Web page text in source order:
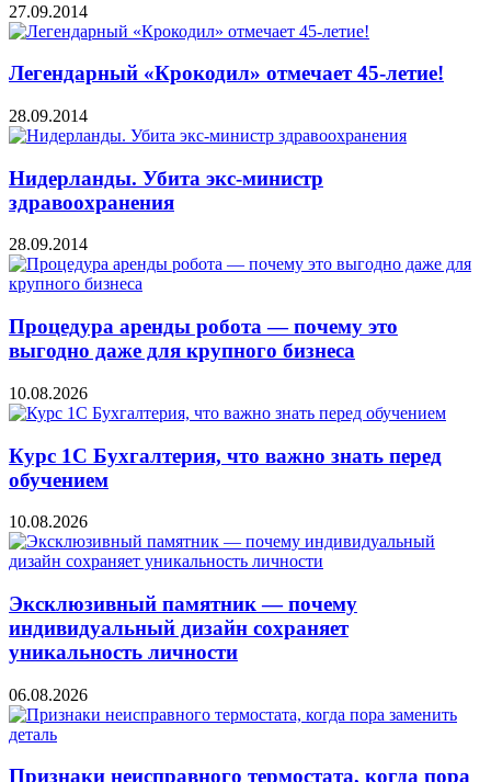
27.09.2014
Легендарный «Крокодил» отмечает 45-летие!
28.09.2014
Нидерланды. Убита экс-министр
здравоохранения
28.09.2014
Процедура аренды робота — почему это
выгодно даже для крупного бизнеса
10.08.2026
Курс 1С Бухгалтерия, что важно знать перед
обучением
10.08.2026
Эксклюзивный памятник — почему
индивидуальный дизайн сохраняет
уникальность личности
06.08.2026
Признаки неисправного термостата, когда пора